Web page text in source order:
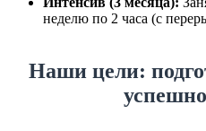
неделю по 2 часа (с
Наши цели: